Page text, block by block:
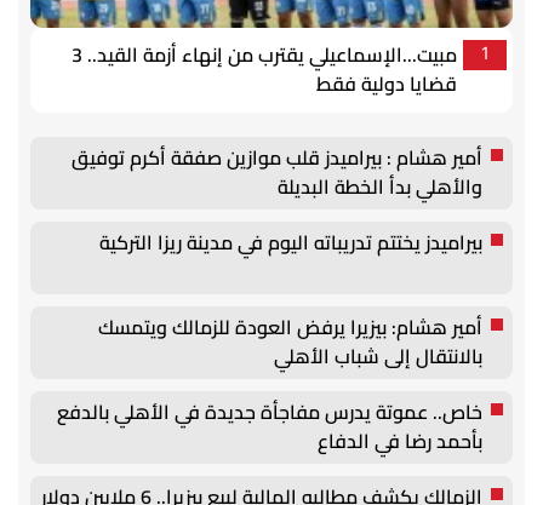
1
مبيت...الإسماعيلي يقترب من إنهاء أزمة القيد.. 3
قضايا دولية فقط
أمير هشام : بيراميدز قلب موازين صفقة أكرم توفيق
والأهلي بدأ الخطة البديلة
بيراميدز يختتم تدريباته اليوم في مدينة ريزا التركية
أمير هشام: بيزيرا يرفض العودة للزمالك ويتمسك
بالانتقال إلى شباب الأهلي
خاص.. عموتة يدرس مفاجأة جديدة في الأهلي بالدفع
بأحمد رضا في الدفاع
الزمالك يكشف مطالبه المالية لبيع بيزيرا.. 6 ملايين دولار